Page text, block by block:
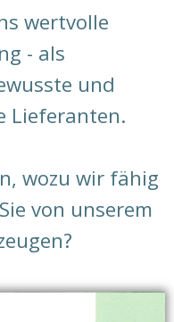
wertvolle
- als
und
Lieferanten.
wozu wir fähig
von unserem